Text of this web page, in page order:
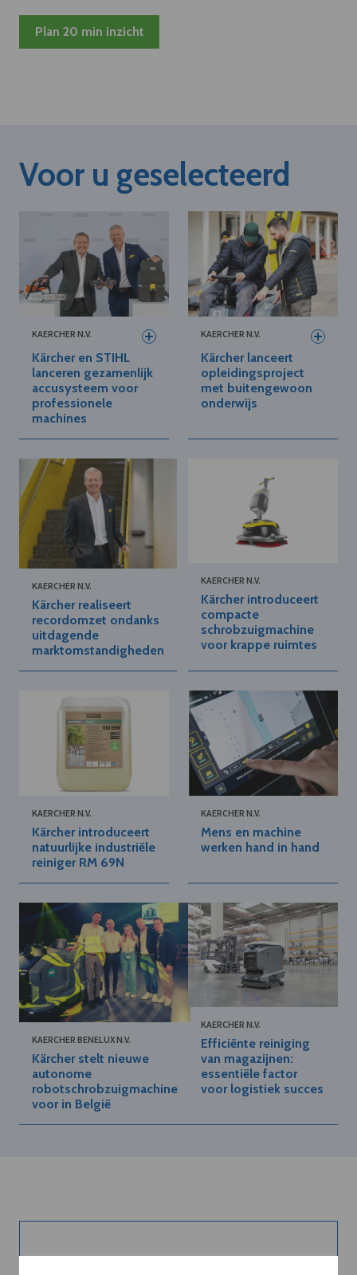
Plan 20 min inzicht
Voor u geselecteerd
KAERCHER N.V.
Kärcher en STIHL
lanceren gezamenlijk
accusysteem voor
professionele
machines
KAERCHER N.V.
Kärcher lanceert
opleidingsproject
met buitengewoon
onderwijs
KAERCHER N.V.
Kärcher realiseert
recordomzet ondanks
uitdagende
marktomstandigheden
KAERCHER N.V.
Kärcher introduceert
compacte
schrobzuigmachine
voor krappe ruimtes
KAERCHER N.V.
Kärcher introduceert
natuurlijke industriële
reiniger RM 69N
KAERCHER N.V.
Mens en machine
werken hand in hand
KAERCHER BENELUX N.V.
Kärcher stelt nieuwe
autonome
robotschrobzuigmachine
voor in België
KAERCHER N.V.
Efficiënte reiniging
van magazijnen:
essentiële factor
voor logistiek succes